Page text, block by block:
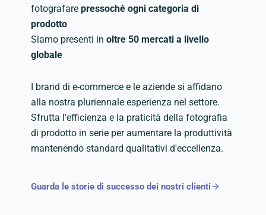
fotografare pressoché ogni categoria di
prodotto
Siamo presenti in oltre 50 mercati a livello
globale
I brand di e-commerce e le aziende si affidano
alla nostra pluriennale esperienza nel settore.
Sfrutta l'efficienza e la praticità della fotografia
di prodotto in serie per aumentare la produttività
mantenendo standard qualitativi d'eccellenza.
Guarda le storie di successo dei nostri clienti